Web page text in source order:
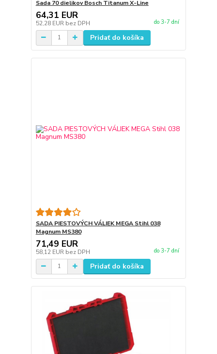
Sada 70 dielikov Bosch Titanum X-Line
64,31 EUR
52,28 EUR bez DPH do 3-7 dní
Pridať do košíka
SADA PIESTOVÝCH VÁLIEK MEGA Stihl 038
Magnum MS380
71,49 EUR
58,12 EUR bez DPH do 3-7 dní
Pridať do košíka